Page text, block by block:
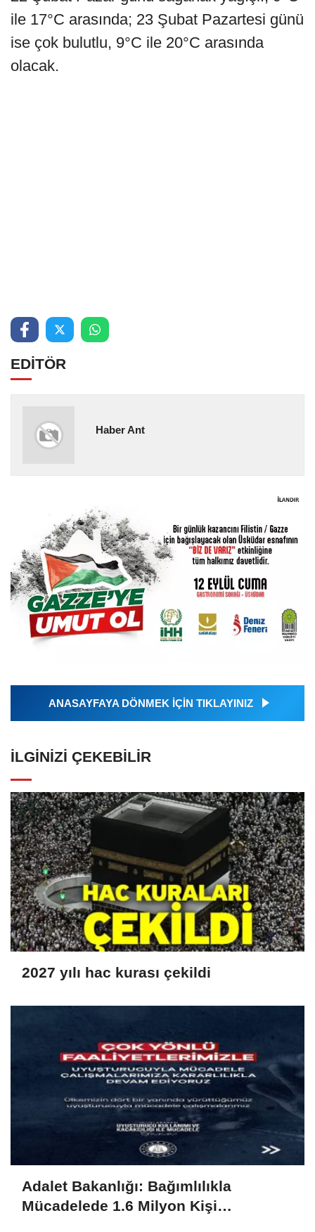
ile 17°C arasında; 23 Şubat Pazartesi günü
ise çok bulutlu, 9°C ile 20°C arasında
olacak.
EDİTÖR
Haber Ant
ANASAYFAYA DÖNMEK İÇİN TIKLAYINIZ
İLGINIZI ÇEKEBILIR
2027 yılı hac kurası çekildi
Adalet Bakanlığı: Bağımlılıkla
Mücadelede 1.6 Milyon Kişi